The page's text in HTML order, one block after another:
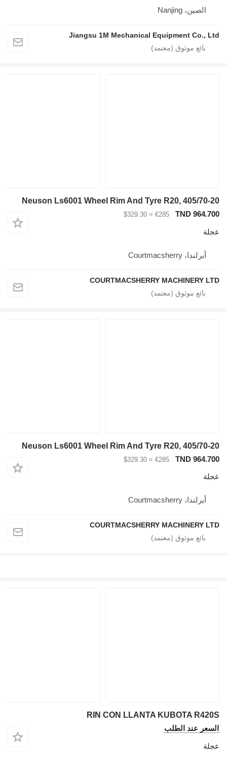
الصين، Nanjing
Jiangsu 1M Mechanical Equipment Co., Ltd
Neuson Ls6001 Wheel Rim And Tyre R20, 405/70-20
TND 964.700
€285
≈ $329.30
عجلة
أيرلندا، Courtmacsherry
COURTMACSHERRY MACHINERY LTD
Neuson Ls6001 Wheel Rim And Tyre R20, 405/70-20
TND 964.700
€285
≈ $329.30
عجلة
أيرلندا، Courtmacsherry
COURTMACSHERRY MACHINERY LTD
RIN CON LLANTA KUBOTA R420S
السعر عند الطلب
عجلة